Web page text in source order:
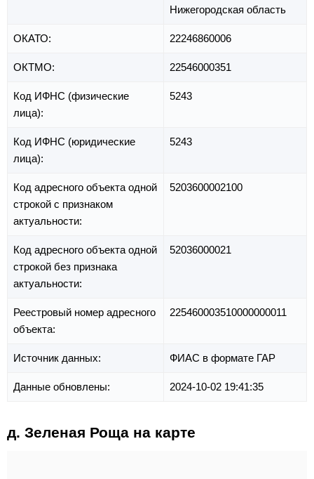
Нижегородская область
ОКАТО: 22246860006
ОКТМО: 22546000351
Код ИФНС (физические
лица):
5243
Код ИФНС (юридические
лица):
5243
Код адресного объекта одной
строкой с признаком
актуальности:
5203600002100
Код адресного объекта одной
строкой без признака
актуальности:
52036000021
Реестровый номер адресного
объекта:
225460003510000000011
Источник данных: ФИАС в формате ГАР
Данные обновлены: 2024-10-02 19:41:35
д. Зеленая Роща на карте